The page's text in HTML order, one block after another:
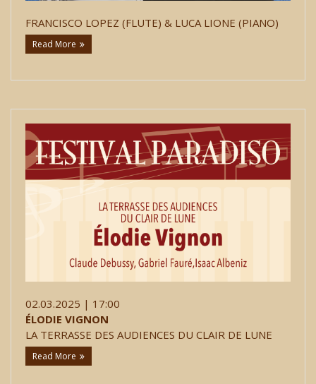
FRANCISCO LOPEZ (FLUTE) & LUCA LIONE (PIANO)
Read More
02.03.2025 | 17:00
ÉLODIE VIGNON
LA TERRASSE DES AUDIENCES DU CLAIR DE LUNE
Read More